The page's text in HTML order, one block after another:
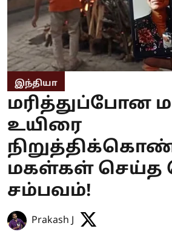
இந்தியா
மரித்துப்போன
உயிரை
மகள்கள் செய்த
சம்பவம்!
Prakash J